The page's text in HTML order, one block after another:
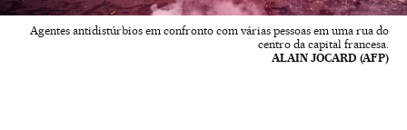
Agentes antidistúrbios em confronto com várias pessoas em uma rua do
centro da capital francesa.
ALAIN JOCARD (AFP)